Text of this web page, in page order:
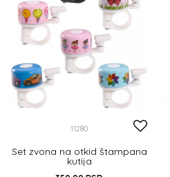
11280
Set zvona na otkid štampana
kutija